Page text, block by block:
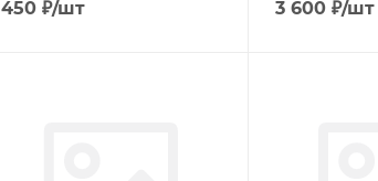
450 ₽/шт 3 600 ₽/шт